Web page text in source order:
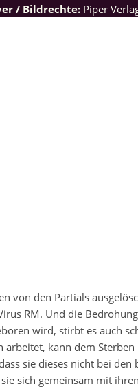
/ Bildrechte: Piper
von den Partials
RM. Und die
wird, stirbt es auch
arbeitet, kann dem
sie dieses nicht bei
sich gemeinsam mit